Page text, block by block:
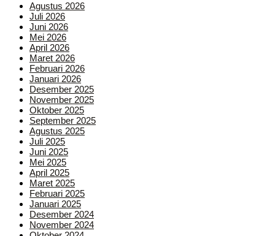
Agustus 2026
Juli 2026
Juni 2026
Mei 2026
April 2026
Maret 2026
Februari 2026
Januari 2026
Desember 2025
November 2025
Oktober 2025
September 2025
Agustus 2025
Juli 2025
Juni 2025
Mei 2025
April 2025
Maret 2025
Februari 2025
Januari 2025
Desember 2024
November 2024